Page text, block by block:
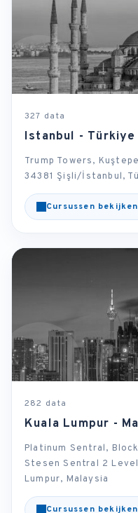
327 data
Istanbul - Türkiye
Trump Towers,
34381 Şişli/İstanbul,
Cursussen bekijken
282 data
Kuala Lumpur -
Platinum Sentral,
Stesen Sentral 2
Lumpur, Malaysia
Cursussen bekijken